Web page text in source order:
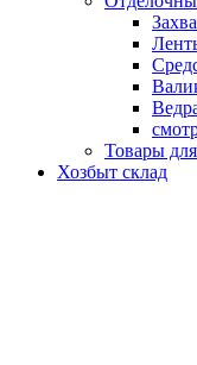
Товары
Хозбыт склад